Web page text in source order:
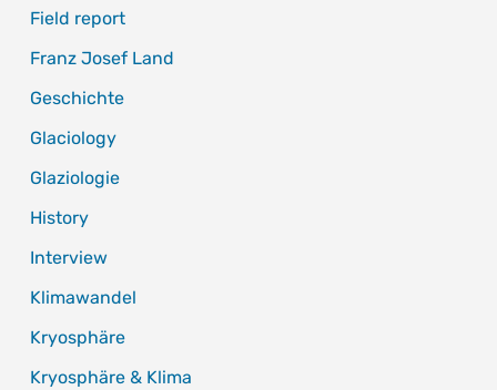
Field report
Franz Josef Land
Geschichte
Glaciology
Glaziologie
History
Interview
Klimawandel
Kryosphäre
Kryosphäre & Klima